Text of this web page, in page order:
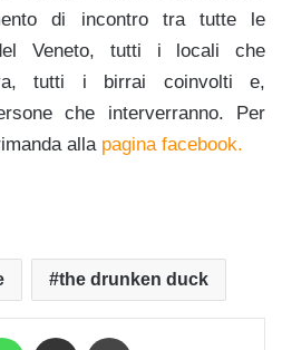
di incontro tra tutte le
Veneto, tutti i locali che
tutti i birrai coinvolti e,
che interverranno. Per
alla pagina facebook.
the drunken duck
WhatsApp Condividi via mail